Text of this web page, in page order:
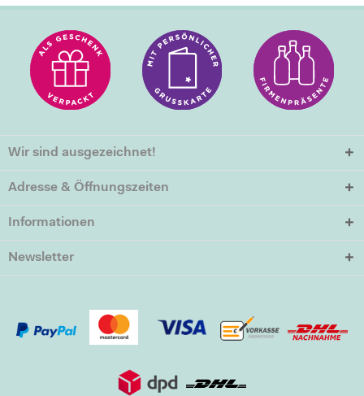
Wir sind ausgezeichnet!
Adresse & Öffnungszeiten
Informationen
Newsletter